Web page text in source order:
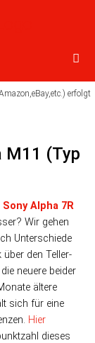
M11 (Typ
Sony Alpha 7R
Wir ge­hen
Unter­schiede
über den Teller­
neuere bei­der
ältere
sich für eine
Hier
dieses